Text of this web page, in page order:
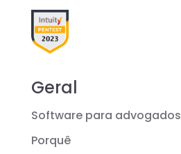
Geral
Software para advogados
Porquê